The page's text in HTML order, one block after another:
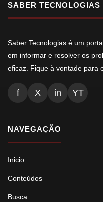
SABER TECNOLOGIAS
Saber Tecnologias é um
em informar e resolver os
eficaz. Fique à vontade para
f X in YT
NAVEGAÇÃO
Inicio
Conteúdos
Busca